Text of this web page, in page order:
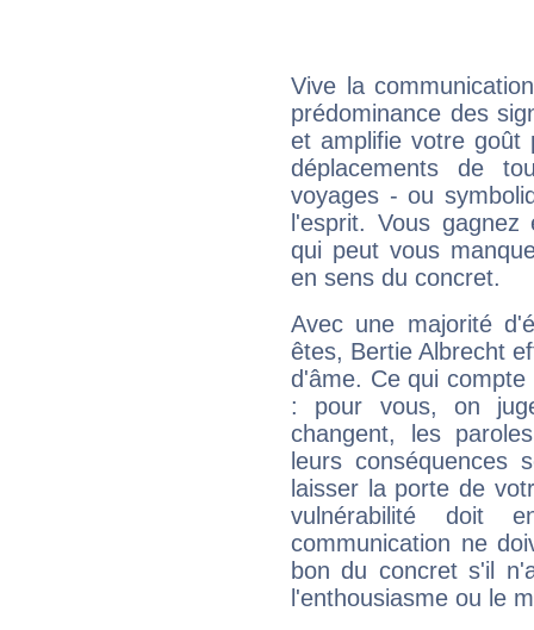
Vive la
prédominance des
et amplifie votre goût
déplacements de
voyages - ou
l'esprit. Vous
qui peut vous
en sens du concret.
Avec une majorité
êtes, Bertie Albrecht
d'âme. Ce qui
: pour vous, on
changent, les
leurs conséquences
laisser la porte de
vulnérabilité doit
communication ne
bon du concret s'il
l'enthousiasme ou le